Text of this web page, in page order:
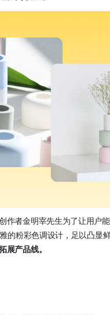
作者金明宰先生为了让用户
的粉彩色调设计，足以凸显
展产品线。